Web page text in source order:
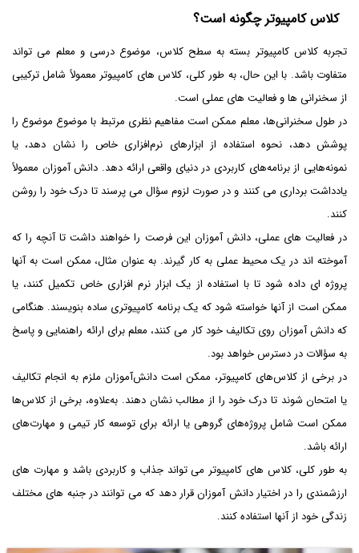
کلاس کامپیوتر چگونه است؟
تجربه کلاس کامپیوتر بسته به سطح کلاس، موضوع درسی و معلم می تواند
متفاوت باشد. با این حال، به طور کلی، کلاس های کامپیوتر معمولاً شامل ترکیبی
از سخنرانی ها و فعالیت های عملی است.
در طول سخنرانی‌ها، معلم ممکن است مفاهیم نظری مرتبط با موضوع موضوع را
پوشش دهد، نحوه استفاده از ابزارهای نرم‌افزاری خاص را نشان دهد، یا
نمونه‌هایی از برنامه‌های کاربردی در دنیای واقعی ارائه دهد. دانش آموزان معمولاً
یادداشت برداری می کنند و در صورت لزوم سؤال می پرسند تا درک خود را روشن
کنند.
در فعالیت های عملی، دانش آموزان این فرصت را خواهند داشت تا آنچه را که
آموخته اند در یک محیط عملی به کار گیرند. به عنوان مثال، ممکن است به آنها
پروژه ای داده شود تا با استفاده از یک ابزار نرم افزاری خاص تکمیل کنند، یا
ممکن است از آنها خواسته شود که یک برنامه کامپیوتری ساده بنویسند. هنگامی
که دانش آموزان روی تکالیف خود کار می کنند، معلم برای ارائه راهنمایی و پاسخ
به سؤالات در دسترس خواهد بود.
در برخی از کلاس‌های کامپیوتر، ممکن است دانش‌آموزان ملزم به انجام تکالیف
یا امتحان شوند تا درک خود را از مطالب نشان دهند. به‌علاوه، برخی از کلاس‌ها
ممکن است شامل پروژه‌های گروهی یا ارائه برای توسعه کار تیمی و مهارت‌های
ارائه باشد.
به طور کلی، کلاس های کامپیوتر می تواند جذاب و کاربردی باشد و مهارت های
ارزشمندی را در اختیار دانش آموزان قرار دهد که می توانند در جنبه های مختلف
زندگی خود از آنها استفاده کنند.